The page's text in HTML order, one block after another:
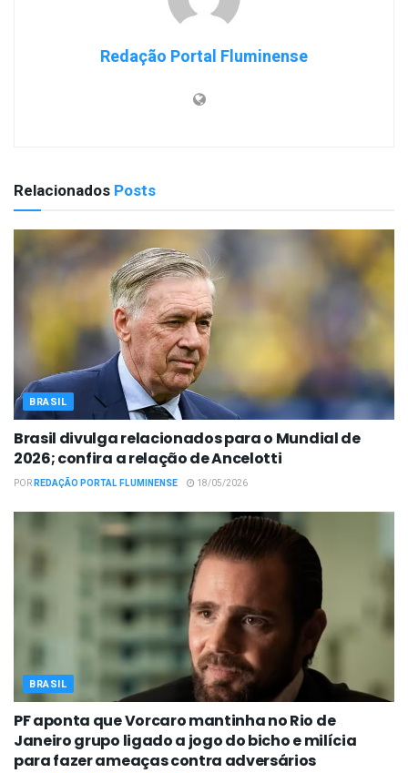
Redação Portal Fluminense
Relacionados Posts
BRASIL
Brasil divulga relacionados para o Mundial de
2026; confira a relação de Ancelotti
PORREDAÇÃO PORTAL FLUMINENSE 18/05/2026
BRASIL
PF aponta que Vorcaro mantinha no Rio de
Janeiro grupo ligado a jogo do bicho e milícia
para fazer ameaças contra adversários